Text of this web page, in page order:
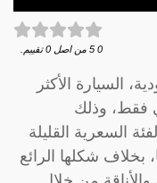
0
5 من اصل 0 تقييم.
2024 في السعودية، السيارة الأكثر
فقط، وذلك
السعرية القليلة
شكلها الرائع